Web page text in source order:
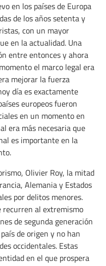
en los países de Europa
de los años setenta y
con un mayor
en la actualidad. Una
entre entonces y ahora
el marco legal era
mejorar la fuerza
día es exactamente
europeos fueron
en un momento en
era más necesaria que
es importante en la
Olivier Roy, la mitad
Alemania y Estados
por delitos menores.
recurren al extremismo
de segunda generación
de origen y no han
occidentales. Estas
en el que prospera